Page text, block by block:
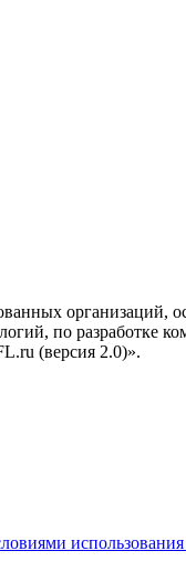
организаций,
по разработке
(версия 2.0)».